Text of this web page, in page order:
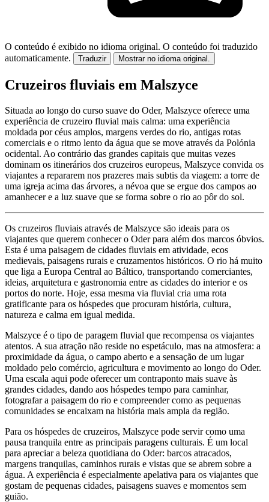
O conteúdo é exibido no idioma original. O conteúdo foi traduzido
automaticamente.
Traduzir Mostrar no idioma original.
Cruzeiros fluviais em Malszyce
Situada ao longo do curso suave do Oder, Malszyce oferece uma
experiência de cruzeiro fluvial mais calma: uma experiência
moldada por céus amplos, margens verdes do rio, antigas rotas
comerciais e o ritmo lento da água que se move através da Polónia
ocidental. Ao contrário das grandes capitais que muitas vezes
dominam os itinerários dos cruzeiros europeus, Malszyce convida os
viajantes a repararem nos prazeres mais subtis da viagem: a torre de
uma igreja acima das árvores, a névoa que se ergue dos campos ao
amanhecer e a luz suave que se forma sobre o rio ao pôr do sol.
Os cruzeiros fluviais através de Malszyce são ideais para os
viajantes que querem conhecer o Oder para além dos marcos óbvios.
Esta é uma paisagem de cidades fluviais em atividade, ecos
medievais, paisagens rurais e cruzamentos históricos. O rio há muito
que liga a Europa Central ao Báltico, transportando comerciantes,
ideias, arquitetura e gastronomia entre as cidades do interior e os
portos do norte. Hoje, essa mesma via fluvial cria uma rota
gratificante para os hóspedes que procuram história, cultura,
natureza e calma em igual medida.
Malszyce é o tipo de paragem fluvial que recompensa os viajantes
atentos. A sua atração não reside no espetáculo, mas na atmosfera: a
proximidade da água, o campo aberto e a sensação de um lugar
moldado pelo comércio, agricultura e movimento ao longo do Oder.
Uma escala aqui pode oferecer um contraponto mais suave às
grandes cidades, dando aos hóspedes tempo para caminhar,
fotografar a paisagem do rio e compreender como as pequenas
comunidades se encaixam na história mais ampla da região.
Para os hóspedes de cruzeiros, Malszyce pode servir como uma
pausa tranquila entre as principais paragens culturais. É um local
para apreciar a beleza quotidiana do Oder: barcos atracados,
margens tranquilas, caminhos rurais e vistas que se abrem sobre a
água. A experiência é especialmente apelativa para os viajantes que
gostam de pequenas cidades, paisagens suaves e momentos sem
guião.